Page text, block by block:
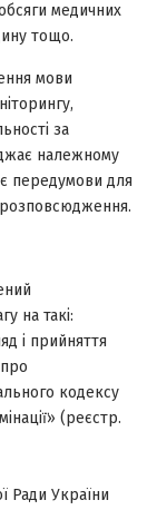
медичних
тощо.
мови
за
належному
передумови для
розповсюдження.
на такі:
і прийняття
кодексу
(реєстр.
Ради України